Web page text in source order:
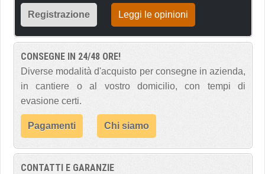
Registrazione Leggi le opinioni
CONSEGNE IN 24/48 ORE!
Diverse modalità d'acquisto per consegne in azienda,
in cantiere o al vostro domicilio, con tempi di
evasione certi.
Pagamenti Chi siamo
CONTATTI E GARANZIE